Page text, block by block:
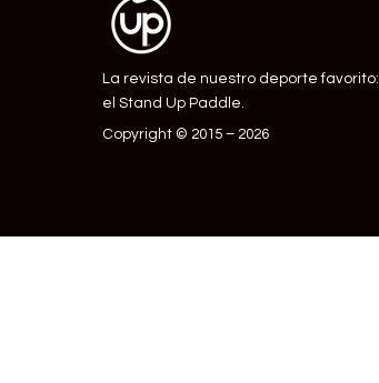
La revista de nuestro deporte favorito:
el Stand Up Paddle.
Copyright © 2015 – 2026